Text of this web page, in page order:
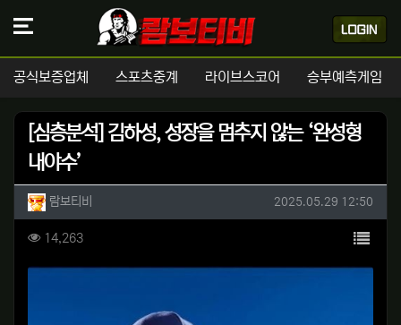
공식보증업체 스포츠중계 라이브스코어 승부예측게임
[심층분석] 김하성, 성장을 멈추지 않는 ‘완성형
내야수’
작성자 정보
람보티비 작성일
2025.05.29 12:50
컨텐츠 정보
14,263조회 목록
본문